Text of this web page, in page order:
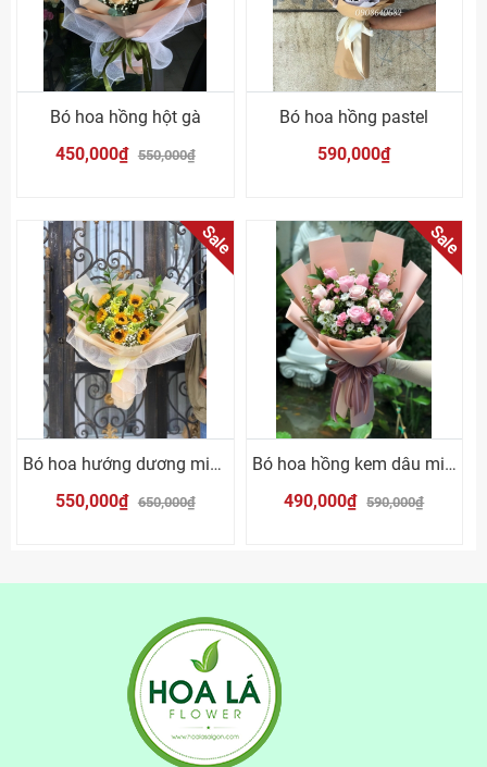
Bó hoa hồng hột gà
450,000₫ 550,000₫
Bó hoa hồng pastel
590,000₫
Sale
Bó hoa hướng dương mix mõm sói vàng
550,000₫ 650,000₫
Sale
Bó hoa hồng kem dâu mix cúc trắng
490,000₫ 590,000₫